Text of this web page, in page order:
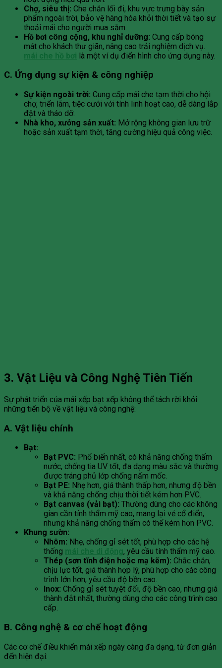
Chợ, siêu thị: Che chắn lối đi, khu vực trưng bày sản
phẩm ngoài trời, bảo vệ hàng hóa khỏi thời tiết và tạo sự
thoải mái cho người mua sắm.
Hồ bơi công cộng, khu nghỉ dưỡng: Cung cấp bóng
mát cho khách thư giãn, nâng cao trải nghiệm dịch vụ.
mái che hồ bơi là một ví dụ điển hình cho ứng dụng này.
C. Ứng dụng sự kiện & công nghiệp
Sự kiện ngoài trời: Cung cấp mái che tạm thời cho hội
chợ, triển lãm, tiệc cưới với tính linh hoạt cao, dễ dàng lắp
đặt và tháo dỡ.
Nhà kho, xưởng sản xuất: Mở rộng không gian lưu trữ
hoặc sản xuất tạm thời, tăng cường hiệu quả công việc.
3. Vật Liệu và Công Nghệ Tiên Tiến
Sự phát triển của mái xếp bạt xếp không thể tách rời khỏi
những tiến bộ về vật liệu và công nghệ:
A. Vật liệu chính
Bạt:
Bạt PVC: Phổ biến nhất, có khả năng chống thấm
nước, chống tia UV tốt, đa dạng màu sắc và thường
được tráng phủ lớp chống nấm mốc.
Bạt PE: Nhẹ hơn, giá thành thấp hơn, nhưng độ bền
và khả năng chống chịu thời tiết kém hơn PVC.
Bạt canvas (vải bạt): Thường dùng cho các không
gian cần tính thẩm mỹ cao, mang lại vẻ cổ điển,
nhưng khả năng chống thấm có thể kém hơn PVC.
Khung sườn:
Nhôm: Nhẹ, chống gỉ sét tốt, phù hợp cho các hệ
thống mái che di động, yêu cầu tính thẩm mỹ cao.
Thép (sơn tĩnh điện hoặc mạ kẽm): Chắc chắn,
chịu lực tốt, giá thành hợp lý, phù hợp cho các công
trình lớn hơn, yêu cầu độ bền cao.
Inox: Chống gỉ sét tuyệt đối, độ bền cao, nhưng giá
thành đắt nhất, thường dùng cho các công trình cao
cấp.
B. Công nghệ & cơ chế hoạt động
Các cơ chế điều khiển mái xếp ngày càng đa dạng, từ đơn giản
đến hiện đại: